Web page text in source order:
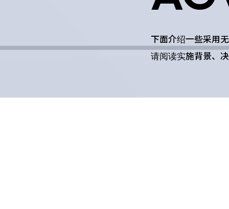
下面介绍一些采用
请阅读实施背景、